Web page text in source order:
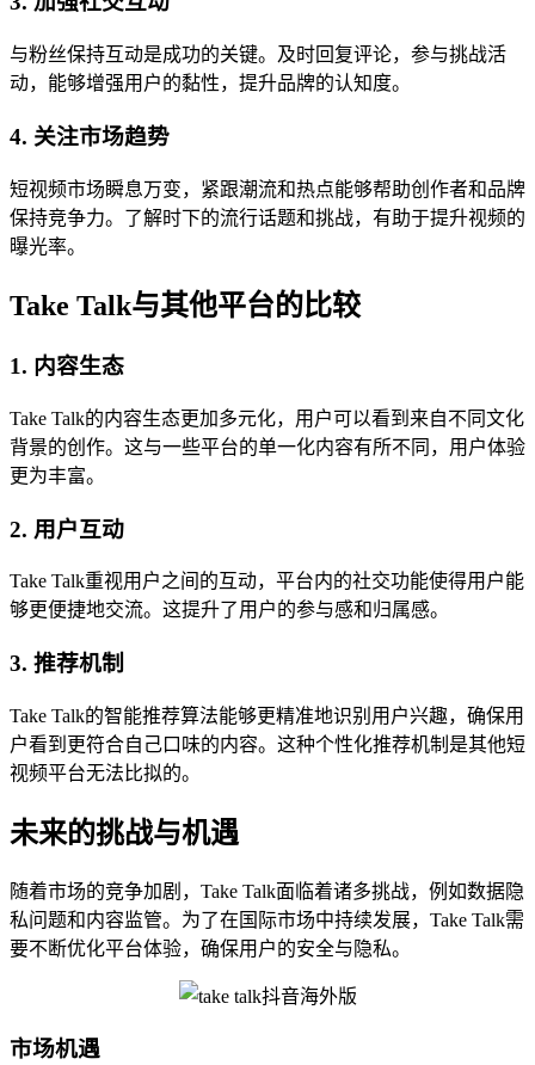
与粉丝保持互动是成功的关键。及时回复评论，参与挑战活
动，能够增强用户的黏性，提升品牌的认知度。
4. 关注市场趋势
短视频市场瞬息万变，紧跟潮流和热点能够帮助创作者和品牌
保持竞争力。了解时下的流行话题和挑战，有助于提升视频的
曝光率。
Take Talk与其他平台的比较
1. 内容生态
Take Talk的内容生态更加多元化，用户可以看到来自不同文化
背景的创作。这与一些平台的单一化内容有所不同，用户体验
更为丰富。
2. 用户互动
Take Talk重视用户之间的互动，平台内的社交功能使得用户能
够更便捷地交流。这提升了用户的参与感和归属感。
3. 推荐机制
Take Talk的智能推荐算法能够更精准地识别用户兴趣，确保用
户看到更符合自己口味的内容。这种个性化推荐机制是其他短
视频平台无法比拟的。
未来的挑战与机遇
随着市场的竞争加剧，Take Talk面临着诸多挑战，例如数据隐
私问题和内容监管。为了在国际市场中持续发展，Take Talk需
要不断优化平台体验，确保用户的安全与隐私。
市场机遇